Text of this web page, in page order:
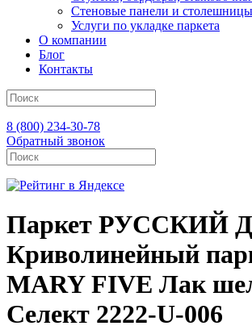
Стеновые панели и столешницы
Услуги по укладке паркета
О компании
Блог
Контакты
8 (800) 234-30-78
Обратный звонок
Паркет РУССКИЙ
Криволинейный
MARY FIVE Лак
Селект 2222-U-006